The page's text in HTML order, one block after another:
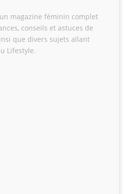
magazine féminin complet
conseils et astuces de
que divers sujets allant
Lifestyle.